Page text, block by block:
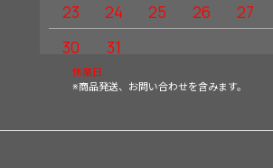
23
24 25 26 27
30
31
休業日
※商品発送、お問い合わせを含みます。